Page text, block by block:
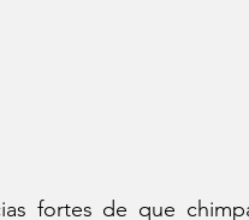
fortes de que